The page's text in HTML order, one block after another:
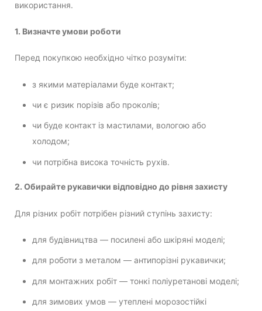
використання.
1. Визначте умови роботи
Перед покупкою необхідно чітко розуміти:
з якими матеріалами буде контакт;
чи є ризик порізів або проколів;
чи буде контакт із мастилами, вологою або
холодом;
чи потрібна висока точність рухів.
2. Обирайте рукавички відповідно до рівня захисту
Для різних робіт потрібен різний ступінь захисту:
для будівництва — посилені або шкіряні моделі;
для роботи з металом — антипорізні рукавички;
для монтажних робіт — тонкі поліуретанові моделі;
для зимових умов — утеплені морозостійкі